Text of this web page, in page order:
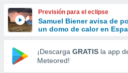
y
forma
digital
basada
Previsión para el eclipse
Samuel Biener avisa de
un domo de calor en
¡Descarga GRATIS la app
Meteored!